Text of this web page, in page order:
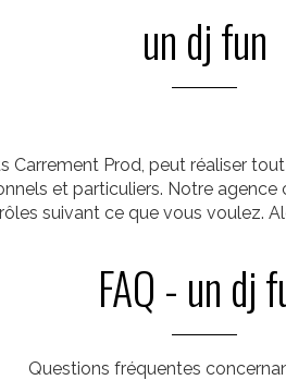
un dj fun
Prod, peut réaliser
et particuliers. Notre
suivant ce que vous voulez.
FAQ - un dj
Questions fréquentes